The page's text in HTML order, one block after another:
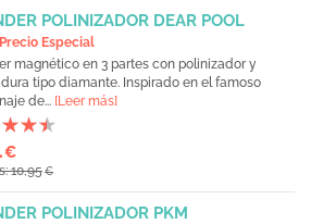
POLINIZADOR DEAR POOL
Especial
magnético en 3 partes con polinizador y
tipo diamante. Inspirado en el famoso
de... [Leer más]
€
10,95€
POLINIZADOR PKM